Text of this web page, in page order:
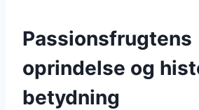
Passionsfrugtens
oprindelse og
betydning